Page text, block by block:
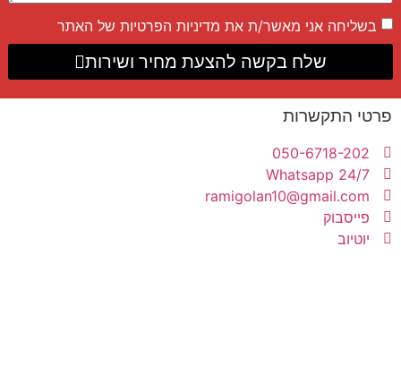
בשליחה אני מאשר/ת את מדיניות הפרטיותשל האתר
שלח בקשה להצעת מחיר ושירות
פרטי התקשרות
050-6718-202
Whatsapp 24/7
ramigolan10@gmail.com
פייסבוק
יוטיוב